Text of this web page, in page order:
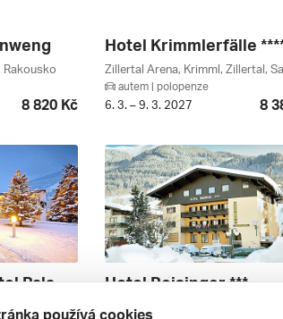
Rakousko
8 820 Kč
Hotel Krimmlerfälle
autem | polopenze
6. 3. – 9. 3. 2027 8
Johannesbad Hotel Palace ****
Schlossalm / Angertal / Stubnerkogel, Graukogel, Bad Hofgastein, Ski Amadé, Salcbursko, Rakouské Termály, Gasteinertal / Grossarltal, Rakousko
Hotel Reisinger ***
používá cookies